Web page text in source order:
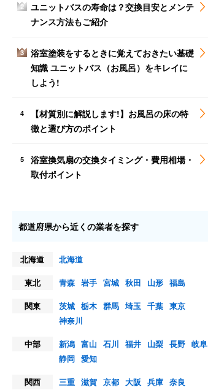
2
ユニットバスの寿命は？交換目安とメンテ
ナンス方法もご紹介
3
浴室塗装をするときに覚えておきたい基礎
知識 ユニットバス（お風呂）をキレイに
しよう!
4
【材質別に解説します!】お風呂の床の特
徴と選び方のポイント
5
浴室換気扇の交換タイミング・費用相場・
取付ポイント
都道府県から近くの業者を探す
北海道
北海道
東北
青森 岩手 宮城 秋田 山形 福島
関東
茨城 栃木 群馬 埼玉 千葉 東京
神奈川
中部
新潟 富山 石川 福井 山梨 長野 岐阜
静岡 愛知
関西
三重 滋賀 京都 大阪 兵庫 奈良